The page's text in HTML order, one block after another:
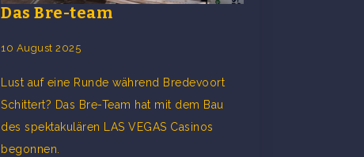
Das Bre-team
10 August 2025
Lust auf eine Runde während Bredevoort
Schittert? Das Bre-Team hat mit dem Bau
des spektakulären LAS VEGAS Casinos
begonnen.